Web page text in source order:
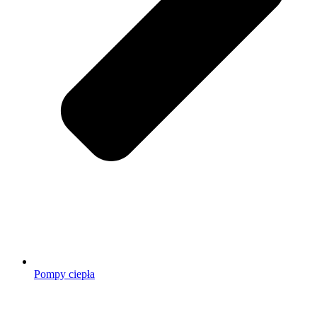
Pompy ciepła